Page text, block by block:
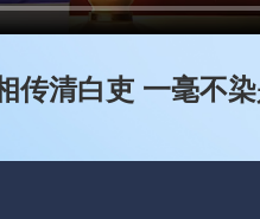
传清白吏 一毫不